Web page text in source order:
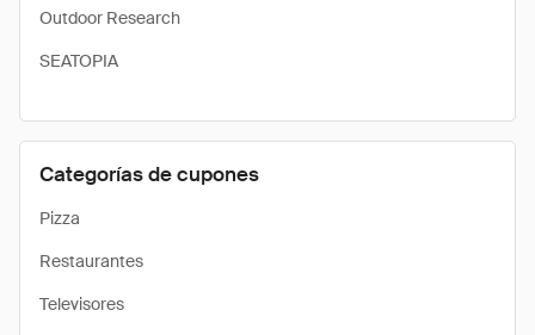
Outdoor Research
SEATOPIA
Categorías de cupones
Pizza
Restaurantes
Televisores